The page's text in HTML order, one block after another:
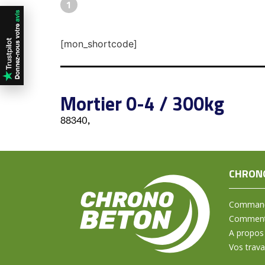
1
[mon_shortcode]
Mortier 0-4 / 300kg
88340,
A propos
Vos